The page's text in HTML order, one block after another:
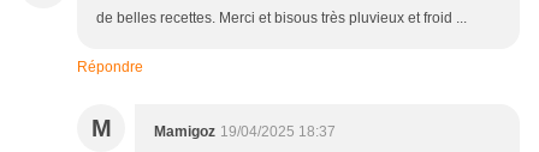
de belles recettes. Merci et bisous très pluvieux et froid ...
Répondre
M Mamigoz 19/04/2025 18:37